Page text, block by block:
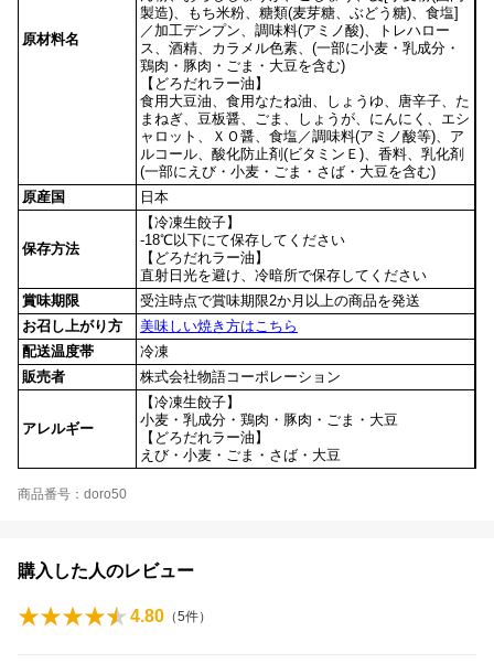
原材料名
製造)、もち米粉、糖類(麦芽糖、ぶどう糖)、食塩]
／加工デンプン、調味料(アミノ酸)、トレハロー
ス、酒精、カラメル色素、(一部に小麦・乳成分・
鶏肉・豚肉・ごま・大豆を含む)
【どろだれラー油】
食用大豆油、食用なたね油、しょうゆ、唐辛子、た
まねぎ、豆板醤、ごま、しょうが、にんにく、エシ
ャロット、ＸＯ醤、食塩／調味料(アミノ酸等)、ア
ルコール、酸化防止剤(ビタミンＥ)、香料、乳化剤
(一部にえび・小麦・ごま・さば・大豆を含む)
原産国
日本
保存方法
【冷凍生餃子】
-18℃以下にて保存してください
【どろだれラー油】
直射日光を避け、冷暗所で保存してください
賞味期限
受注時点で賞味期限2か月以上の商品を発送
お召し上がり方
美味しい焼き方はこちら
配送温度帯
冷凍
販売者
株式会社物語コーポレーション
アレルギー
【冷凍生餃子】
小麦・乳成分・鶏肉・豚肉・ごま・大豆
【どろだれラー油】
えび・小麦・ごま・さば・大豆
商品番号：doro50
購入した人のレビュー
4.80 （5件）